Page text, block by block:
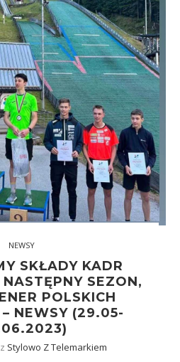
NEWSY
SKŁADY KADR
SEZON,
POLSKICH
NEWSY (29.05-
Stylowo Z Telemarkiem